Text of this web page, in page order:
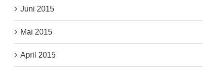
Juni 2015
Mai 2015
April 2015